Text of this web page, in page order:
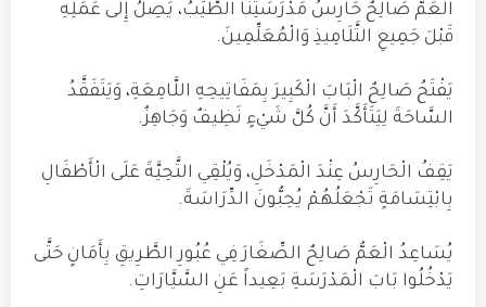
الْعَمُّ صَالِحٌ حَارِسُ مَدْرَسَتِنَا الطَّيِّبُ، يَصِلُ إِلَى عَمَلِهِ
قَبْلَ جَمِيعِ التَّلَامِيذِ وَالْمُعَلِّمِينَ.
يَفْتَحُ صَالِحٌ الْبَابَ الْكَبِيرَ بِمَفَاتِيحِهِ اللَّامِعَةِ، وَيَتَفَقَّدُ
السَّاحَةَ لِيَتَأَكَّدَ أَنَّ كُلَّ شَيْءٍ نَظِيفٌ وَجَاهِزٌ.
يَقِفُ الْحَارِسُ عِنْدَ الْمَدْخَلِ، وَيُلْقِي التَّحِيَّةَ عَلَى الْأَطْفَالِ
بِابْتِسَامَةٍ تَجْعَلُهُمْ يُحِبُّونَ الدِّرَاسَةَ.
يُسَاعِدُ الْعَمُّ صَالِحٌ الصِّغَارَ فِي عُبُورِ الطَّرِيقِ بِأَمَانٍ حَتَّى
يَدْخُلُوا بَابَ الْمَدْرَسَةِ بَعِيداً عَنِ السَّيَّارَاتِ.